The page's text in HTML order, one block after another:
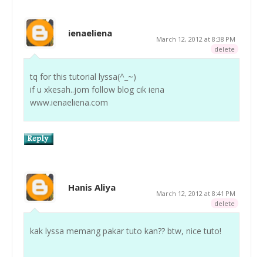
ienaeliena
March 12, 2012 at 8:38 PM
delete
tq for this tutorial lyssa(^_~)
if u xkesah..jom follow blog cik iena
www.ienaeliena.com
Hanis Aliya
March 12, 2012 at 8:41 PM
delete
kak lyssa memang pakar tuto kan?? btw, nice tuto!